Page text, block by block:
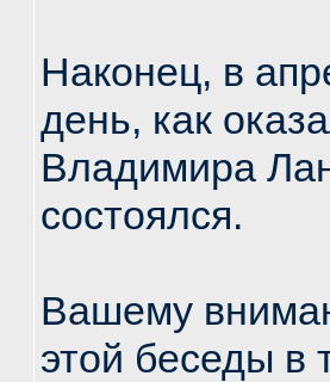
Наконец, в
день, как
Владимира
состоялся.
Вашему
этой беседы в